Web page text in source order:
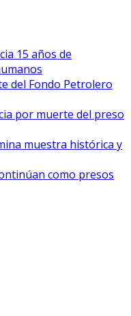
15 años de
del Fondo Petrolero
por muerte del preso
muestra histórica y
como presos